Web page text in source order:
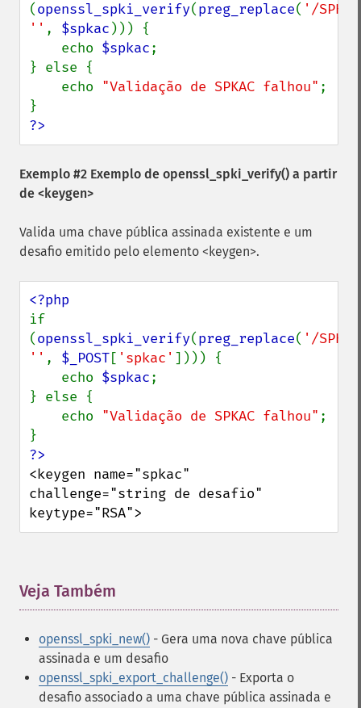
(openssl_spki_verify(preg_replace( '/
'' , $spkac ))) {
    echo
$spkac;
} else {
    echo
"Validação de SPKAC falhou" ;
?>
Exemplo #2 Exemplo de openssl_spki_verify() a partir
de <keygen>
Valida uma chave pública assinada existente e um
desafio emitido pelo elemento <keygen>.
if
(openssl_spki_verify(preg_replace( '/
'' , $_POST[ 'spkac' ]))) {
    echo
$spkac;
} else {
    echo
"Validação de SPKAC falhou" ;
<keygen name="spkac"
challenge="string de desafio"
keytype="RSA">
Veja Também
openssl_spki_new() - Gera uma nova chave pública
assinada e um desafio
openssl_spki_export_challenge() - Exporta o
desafio associado a uma chave pública assinada e